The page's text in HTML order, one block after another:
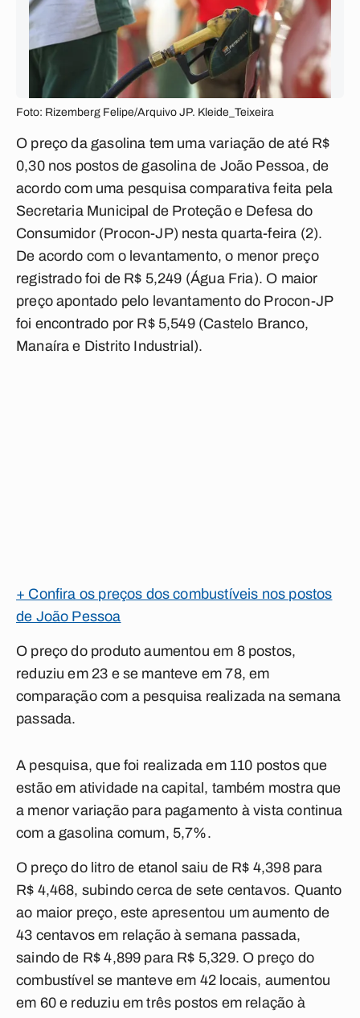
Foto: Rizemberg Felipe/Arquivo JP. Kleide_Teixeira
O preço da gasolina tem uma variação de até R$
0,30 nos postos de gasolina de João Pessoa, de
acordo com uma pesquisa comparativa feita pela
Secretaria Municipal de Proteção e Defesa do
Consumidor (Procon-JP) nesta quarta-feira (2).
De acordo com o levantamento, o menor preço
registrado foi de R$ 5,249 (Água Fria). O maior
preço apontado pelo levantamento do Procon-JP
foi encontrado por R$ 5,549 (Castelo Branco,
Manaíra e Distrito Industrial).
+ Confira os preços dos combustíveis nos postos
de João Pessoa
O preço do produto aumentou em 8 postos,
reduziu em 23 e se manteve em 78, em
comparação com a pesquisa realizada na semana
passada.
A pesquisa, que foi realizada em 110 postos que
estão em atividade na capital, também mostra que
a menor variação para pagamento à vista continua
com a gasolina comum, 5,7%.
O preço do litro de etanol saiu de R$ 4,398 para
R$ 4,468, subindo cerca de sete centavos. Quanto
ao maior preço, este apresentou um aumento de
43 centavos em relação à semana passada,
saindo de R$ 4,899 para R$ 5,329. O preço do
combustível se manteve em 42 locais, aumentou
em 60 e reduziu em três postos em relação à